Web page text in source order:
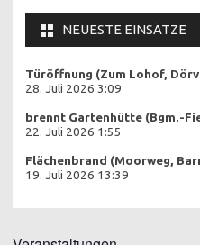
NEUESTE EINSÄTZE
Türöffnung (Zum Lohof,
28. Juli 2026 3:09
brennt Gartenhütte (Bgm.-
22. Juli 2026 1:55
Flächenbrand (Moorweg,
19. Juli 2026 13:39